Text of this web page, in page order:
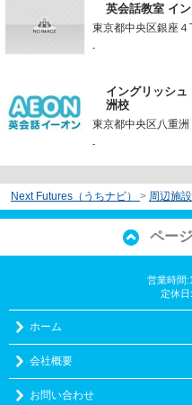
英会話教室 イ
東京都中央区銀座４
-
イングリッシ
洲校
東京都中央区八重洲
-
Next Futures（うちナビ） > 周辺施
ペー
営業時間
定休日
ホーム
会社概要
お問い合わせ